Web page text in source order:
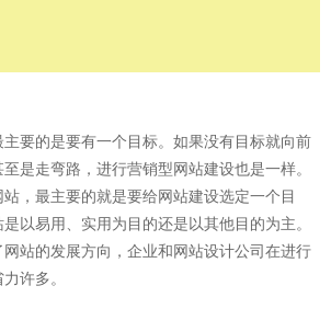
的是要有一个目标。如果没有目标就向前
是走弯路，进行营销型网站建设也是一样。
，最主要的就是要给网站建设选定一个目
以易用、实用为目的还是以其他目的为主。
站的发展方向，企业和网站设计公司在进行
许多。